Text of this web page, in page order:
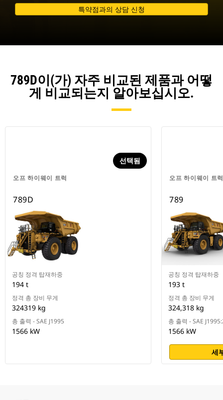
특약점과의 상담 신청
789D이(가) 자주 비교된 제품과 어떻
게 비교되는지 알아보십시오.
오프 하이웨이 트럭
선택됨
789D
공칭 정격 탑재하중
194 t
정격 총 장비 무게
324319 kg
총 출력 - SAE J1995
1566 kW
오프 하이웨이 트
789
공칭 정격 탑재하중
193 t
정격 총 장비 무게
324,318 kg
총 출력 - SAE
1566 kW
세